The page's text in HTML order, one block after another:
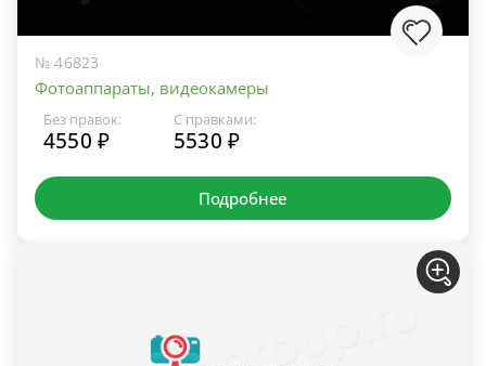
№ 46823
Фотоаппараты, видеокамеры
Без правок:
4550 ₽
С правками:
5530 ₽
Подробнее